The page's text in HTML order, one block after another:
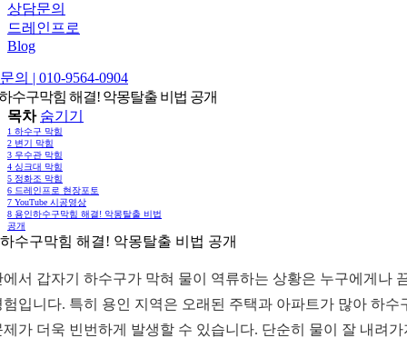
상담문의
드레인프로
Blog
의 | 010-9564-0904
수구막힘 해결! 악몽탈출 비법 공개
목차 숨기기
1 하수구 막힘
2 변기 막힘
3 우수관 막힘
4 싱크대 막힘
5 정화조 막힘
6 드레인프로 현장포토
7 YouTube 시공영상
8 용인하수구막힘 해결! 악몽탈출 비법
공개
수구막힘 해결! 악몽탈출 비법 공개
에서 갑자기 하수구가 막혀 물이 역류하는 상황은 누구에게나
험입니다. 특히 용인 지역은 오래된 주택과 아파트가 많아 하수
제가 더욱 빈번하게 발생할 수 있습니다. 단순히 물이 잘 내려가